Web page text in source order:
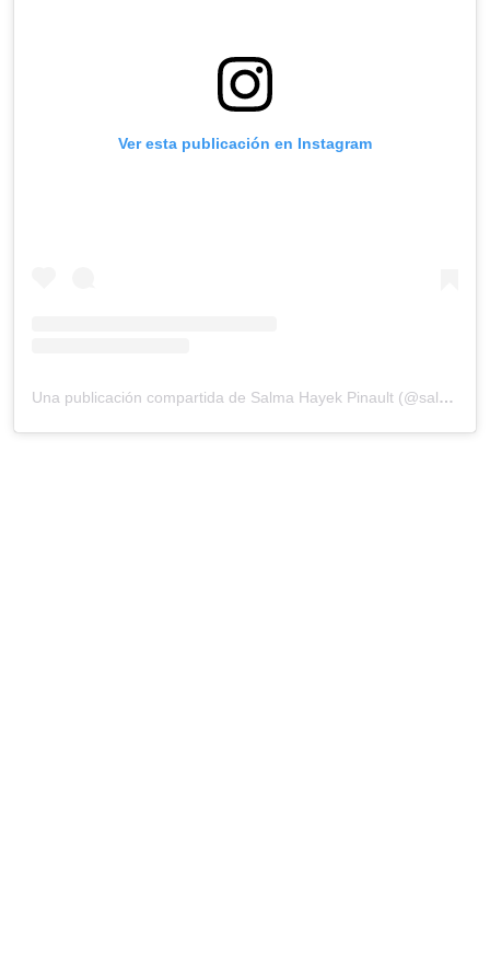
Ver esta publicación en Instagram
Una publicación compartida de Salma Hayek Pinault (@salmahayek)